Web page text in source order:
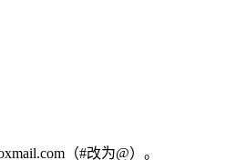
（#改为@）。